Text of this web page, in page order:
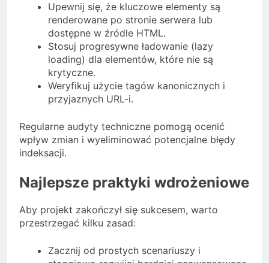
Upewnij się, że kluczowe elementy są
renderowane po stronie serwera lub
dostępne w źródle HTML.
Stosuj progresywne ładowanie (lazy
loading) dla elementów, które nie są
krytyczne.
Weryfikuj użycie tagów kanonicznych i
przyjaznych URL-i.
Regularne audyty techniczne pomogą ocenić
wpływ zmian i wyeliminować potencjalne błędy
indeksacji.
Najlepsze praktyki wdrożeniowe
Aby projekt zakończył się sukcesem, warto
przestrzegać kilku zasad:
Zacznij od prostych scenariuszy i